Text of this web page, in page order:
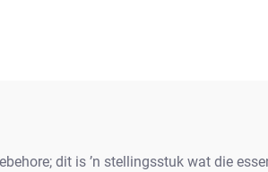
dit is ’n stellingsstuk wat die